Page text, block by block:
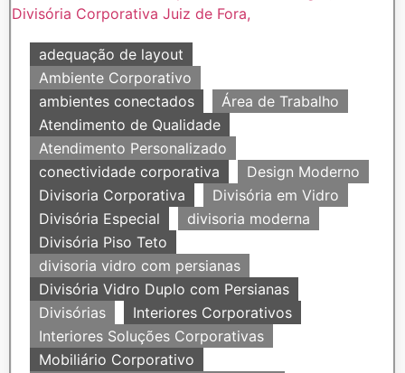
adequação de layout
Ambiente Corporativo
ambientes conectados
Área de Trabalho
Atendimento de Qualidade
Atendimento Personalizado
conectividade corporativa
Design Moderno
Divisoria Corporativa
Divisória em Vidro
Divisória Especial
divisoria moderna
Divisória Piso Teto
divisoria vidro com persianas
Divisória Vidro Duplo com Persianas
Divisórias
Interiores Corporativos
Interiores Soluções Corporativas
Mobiliário Corporativo